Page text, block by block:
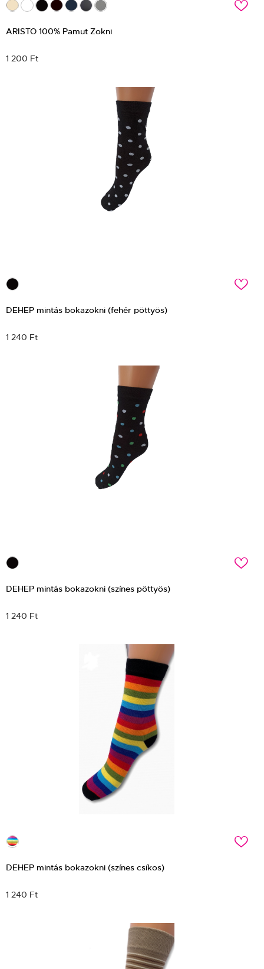
c
ARISTO 100% Pamut Zokni
1 200 Ft
c
DEHEP mintás bokazokni (fehér pöttyös)
1 240 Ft
c
DEHEP mintás bokazokni (színes pöttyös)
1 240 Ft
c
DEHEP mintás bokazokni (színes csíkos)
1 240 Ft